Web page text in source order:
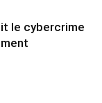
le cybercrime